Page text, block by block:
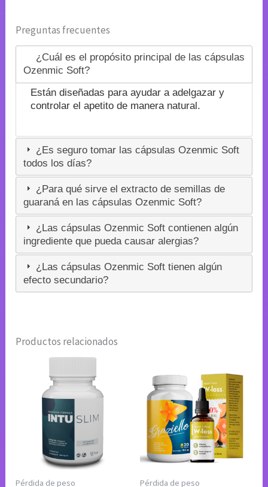
Preguntas frecuentes
¿Cuál es el propósito principal de las cápsulas
Ozenmic Soft?
Están diseñadas para ayudar a adelgazar y
controlar el apetito de manera natural.
¿Es seguro tomar las cápsulas Ozenmic Soft
todos los días?
¿Para qué sirve el extracto de semillas de
guaraná en las cápsulas Ozenmic Soft?
¿Las cápsulas Ozenmic Soft contienen algún
ingrediente que pueda causar alergias?
¿Las cápsulas Ozenmic Soft tienen algún
efecto secundario?
Productos relacionados
Pérdida de peso Pérdida de peso